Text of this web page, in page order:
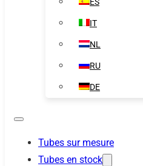
IT
NL
RU
DE
Tubes sur mesure
Tubes en stock